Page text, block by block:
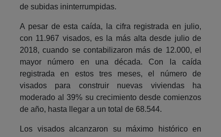
de subidas ininterrumpidas.
A pesar de esta caída, la cifra registrada en julio,
con 11.967 visados, es la más alta desde julio de
2018, cuando se contabilizaron más de 12.000, el
mayor número en una década. Con la caída
registrada en estos tres meses, el número de
visados para construir nuevas viviendas ha
moderado al 39% su crecimiento desde comienzos
de año, hasta llegar a un total de 68.544.
Los visados alcanzaron su máximo histórico en